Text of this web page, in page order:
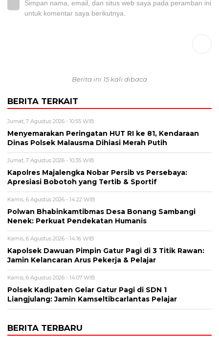
Simpan nama, email, dan situs web saya pada peramban ini
untuk komentar saya berikutnya.
Berita ini 15 kali dibaca
BERITA TERKAIT
Jumat, 7 Agustus 2026 - 10:55 WIB
Menyemarakan Peringatan HUT RI ke 81, Kendaraan
Dinas Polsek Malausma Dihiasi Merah Putih
Jumat, 7 Agustus 2026 - 10:35 WIB
Kapolres Majalengka Nobar Persib vs Persebaya:
Apresiasi Bobotoh yang Tertib & Sportif
Kamis, 6 Agustus 2026 - 14:22 WIB
Polwan Bhabinkamtibmas Desa Bonang Sambangi
Nenek: Perkuat Pendekatan Humanis
Kamis, 6 Agustus 2026 - 14:16 WIB
Kapolsek Dawuan Pimpin Gatur Pagi di 3 Titik Rawan:
Jamin Kelancaran Arus Pekerja & Pelajar
Kamis, 6 Agustus 2026 - 14:07 WIB
Polsek Kadipaten Gelar Gatur Pagi di SDN 1
Liangjulang: Jamin Kamseltibcarlantas Pelajar
BERITA TERBARU